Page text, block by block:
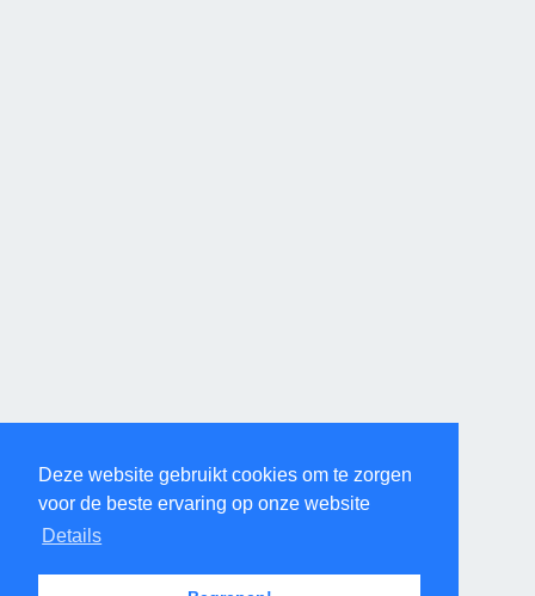
Deze website gebruikt cookies om te zorgen
voor de beste ervaring op onze website
Details